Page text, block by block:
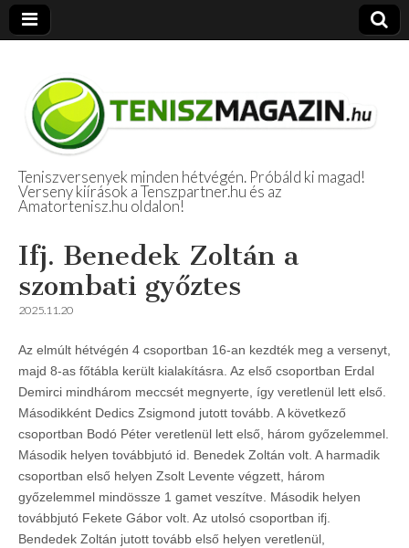
Amatőr Tenisz
Beszámolók
Teniszversenyek minden hétvégén. Próbáld ki magad!
Verseny kiírások a Tenszpartner.hu és az
Amatortenisz.hu oldalon!
Ifj. Benedek Zoltán a
szombati győztes
2025.11.20
Az elmúlt hétvégén 4 csoportban 16-an kezdték meg a versenyt,
majd 8-as főtábla került kialakításra. Az első csoportban Erdal
Demirci mindhárom meccsét megnyerte, így veretlenül lett első.
Másodikként Dedics Zsigmond jutott tovább. A következő
csoportban Bodó Péter veretlenül lett első, három győzelemmel.
Második helyen továbbjutó id. Benedek Zoltán volt. A harmadik
csoportban első helyen Zsolt Levente végzett, három
győzelemmel mindössze 1 gamet veszítve. Második helyen
továbbjutó Fekete Gábor volt. Az utolsó csoportban ifj.
Bendedek Zoltán jutott tovább első helyen veretlenül,